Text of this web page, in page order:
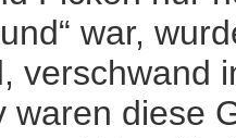
war,
verschwand
waren diese